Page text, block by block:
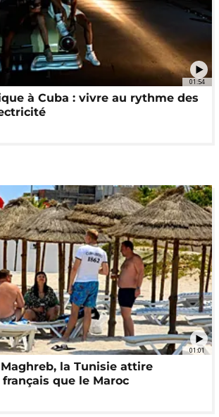
01:54
à Cuba : vivre au rythme des
01:01
la Tunisie attire
que le Maroc